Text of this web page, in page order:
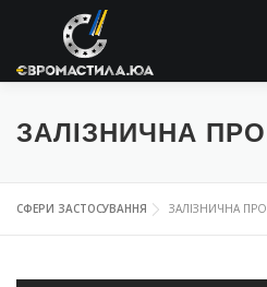
ПРО КОМПАНІЮ
ЗАСТОСОВУННЯ НОВИНИ
ЗАЛІЗНИЧНА
СФЕРИ ЗАСТОСУВАННЯ ЗАЛІЗНИЧНА